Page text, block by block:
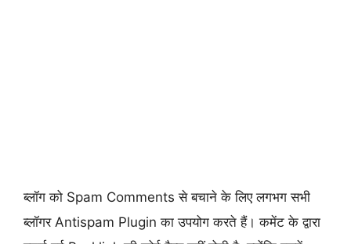
ब्लॉग को Spam Comments से बचाने के लिए लगभग सभी
ब्लॉगर Antispam Plugin का उपयोग करते हैं। कमेंट के द्वारा